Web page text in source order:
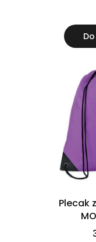
Plecak